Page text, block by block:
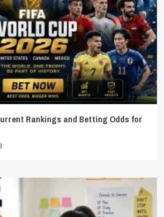
Rankings and Betting Odds for